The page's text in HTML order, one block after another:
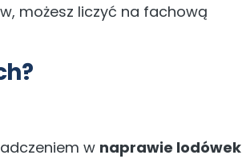
możesz liczyć na fachową
w naprawie lodówek